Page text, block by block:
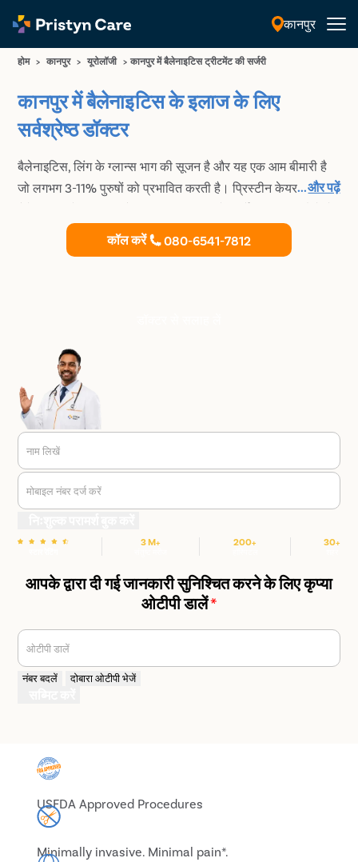
कानपुर
होम > कानपुर > यूरोलॉजी > कानपुर में बैलेनाइटिस ट्रीटमेंट की सर्जरी
कानपुर में बैलेनाइटिस के इलाज के लिए
सर्वश्रेष्ठ डॉक्टर
बैलेनाइटिस, लिंग के ग्लान्स भाग की सूजन है और यह एक आम बीमारी है
जो लगभग 3-11% पुरुषों को प्रभावित करती है। प्रिस्टीन केयर,
एक है। कानपुर में बैलेनाइटिस के सफल उपचार के लिए प्रिस्टीन केयर से
आज ही परामर्श लें।
...और पढ़ें
कॉल करें 080-6541-7812
नाम लिखें
मोबाइल नंबर दर्ज करें
3 M+ 200+ 30+
आपके द्वारा दी गई जानकारी सुनिश्चित करने के लिए कृप्या
ओटीपी डालें*
ओटीपी डालें
नंबर बदलें दोबारा ओटीपी भेजें
USFDA Approved Procedures
Minimally invasive. Minimal pain*.